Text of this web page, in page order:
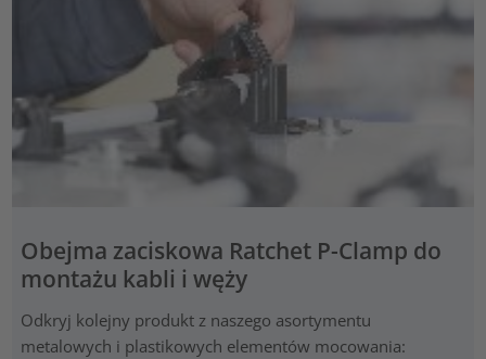
Obejma zaciskowa Ratchet P-Clamp do
montażu kabli i węży
Odkryj kolejny produkt z naszego asortymentu
metalowych i plastikowych elementów mocowania: